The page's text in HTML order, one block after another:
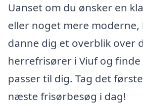
Uanset om du ønsker en
eller noget mere
danne dig et overblik over
herrefrisører i Viuf og
passer til dig. Tag det
næste frisørbesøg i dag!